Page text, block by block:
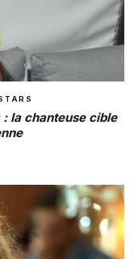
: la chanteuse cible